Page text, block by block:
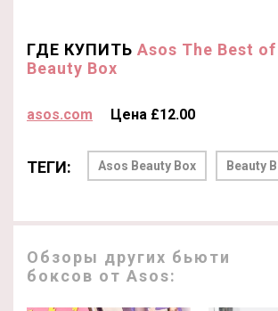
ГДЕ КУПИТЬ Asos The Best of
Beauty Box
asos.com Цена £12.00
ТЕГИ: Asos Beauty Box Beauty
Обзоры других бьюти
боксов от Asos: